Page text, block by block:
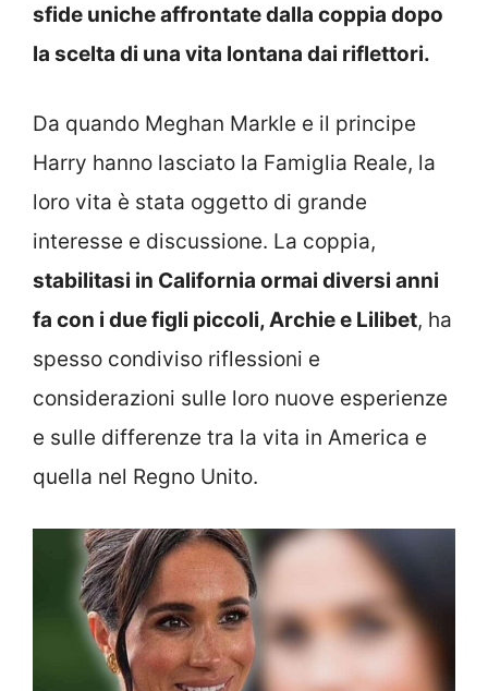
sfide uniche affrontate dalla coppia dopo
la scelta di una vita lontana dai riflettori.
Da quando Meghan Markle e il principe
Harry hanno lasciato la Famiglia Reale, la
loro vita è stata oggetto di grande
interesse e discussione. La coppia,
stabilitasi in California ormai diversi anni
fa con i due figli piccoli, Archie e Lilibet, ha
spesso condiviso riflessioni e
considerazioni sulle loro nuove esperienze
e sulle differenze tra la vita in America e
quella nel Regno Unito.